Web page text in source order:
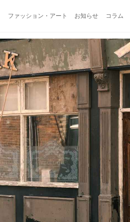
ファッション・アート お知らせ コラム